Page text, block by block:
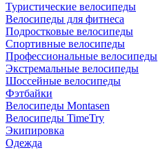
Туристические велосипеды
Велосипеды для фитнеса
Подростковые велосипеды
Спортивные велосипеды
Профессиональные велосипеды
Экстремальные велосипеды
Шоссейные велосипеды
Фэтбайки
Велосипеды Montasen
Велосипеды TimeTry
Экипировка
Одежда